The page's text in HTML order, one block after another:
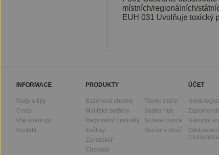
místních/regionálních/
EUH 031 Uvolňuje toxický
INFORMACE PRODUKTY ÚČET
Rady a tipy
O nás
Vše o nákupu
Kontakt
Bazénová chemie
Malířské potřeby
Regionální produkty
Květiny
Zahrádkář
Chovatel
Travní směsi
Sadba hub
Sušené ovoce
Sezónní zboží
Nová
Nákupní
/ reklamace